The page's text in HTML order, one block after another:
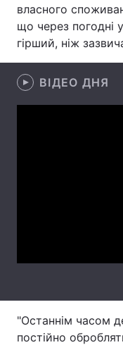
Лонгріди
Відео з Youtube
власного
що через погодні
гірший, ніж
ВІДЕО ДНЯ
"Останнім часом
постійно